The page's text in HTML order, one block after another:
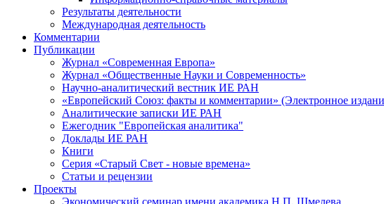
Результаты деятельности
Международная деятельность
Комментарии
Публикации
Журнал «Современная Европа»
Журнал «Общественные Науки и Современность»
Научно-аналитический вестник ИЕ РАН
«Европейский Союз: факты и комментарии» (Электронное
Аналитические записки ИЕ РАН
Ежегодник "Европейская аналитика"
Доклады ИЕ РАН
Книги
Серия «Старый Свет - новые времена»
Статьи и рецензии
Проекты
Экономический семинар имени академика Н.П. Шмелева